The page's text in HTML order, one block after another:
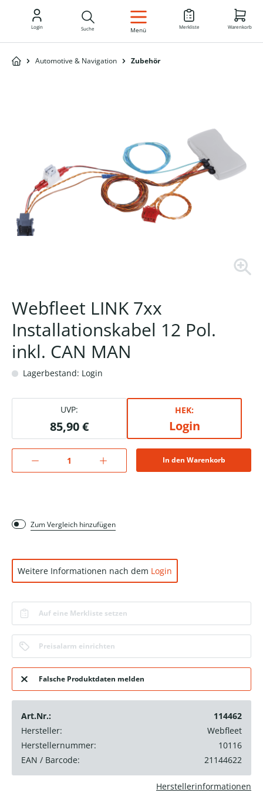
DE
Login Suche Menü Merkliste Warenkorb
Automotive & Navigation Zubehör
Webfleet LINK 7xx
Installationskabel 12 Pol.
inkl. CAN MAN
Lagerbestand: Login
UVP:
85,90 €
HEK:
Login
In den Warenkorb
Zum Vergleich hinzufügen
Weitere Informationen nach dem Login
Auf eine Merkliste setzen
Preisalarm einrichten
Falsche Produktdaten melden
Art.Nr.:
114462
Hersteller:
Webfleet
Herstellernummer:
10116
EAN / Barcode:
21144622
Herstellerinformationen